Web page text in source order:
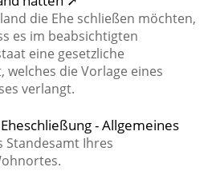
die Ehe schließen möchten,
es im beabsichtigten
eine gesetzliche
die Vorlage eines
verlangt.
- Allgemeines
Standesamt Ihres